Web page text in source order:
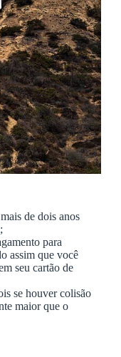
de dois anos
para
assim que você
seu cartão de
se houver colisão
maior que o